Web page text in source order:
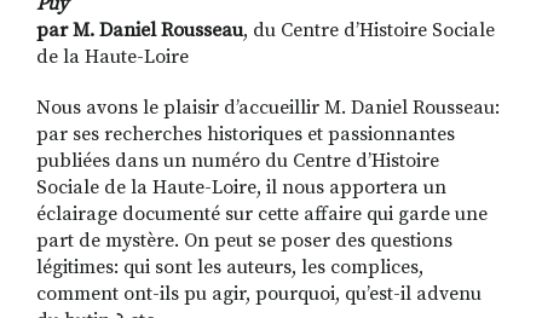
par M. Daniel Rousseau, du Centre d’Histoire Sociale
de la Haute-Loire
Nous avons le plaisir d’accueillir M. Daniel Rousseau:
par ses recherches historiques et passionnantes
publiées dans un numéro du Centre d’Histoire
Sociale de la Haute-Loire, il nous apportera un
éclairage documenté sur cette affaire qui garde une
part de mystère. On peut se poser des questions
légitimes: qui sont les auteurs, les complices,
comment ont-ils pu agir, pourquoi, qu’est-il advenu